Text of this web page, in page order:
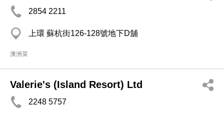
2854 2211
上環 蘇杭街126-128號地下D舖
澳洲菜
Valerie's (Island Resort) Ltd
2248 5757